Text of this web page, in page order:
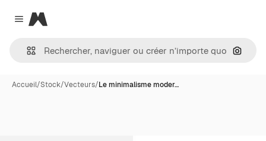
Close menu
Magnific
Accueil/Stock/Vecteurs/Le minimalisme moder…